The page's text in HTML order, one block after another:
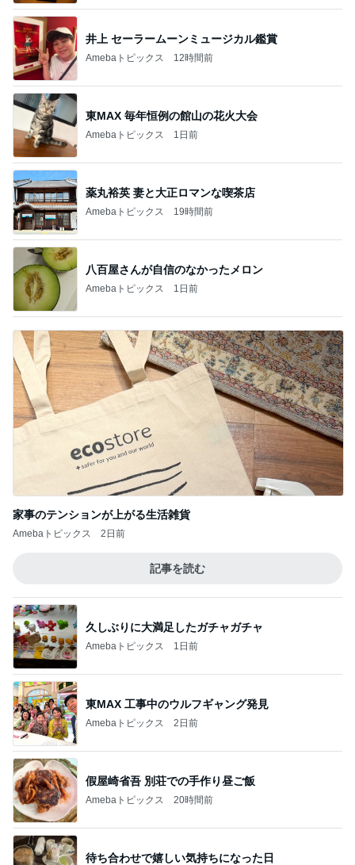
井上 セーラームーンミュージカル鑑賞
Amebaトピックス 12時間前
東MAX 毎年恒例の館山の花火大会
Amebaトピックス 1日前
薬丸裕英 妻と大正ロマンな喫茶店
Amebaトピックス 19時間前
八百屋さんが自信のなかったメロン
Amebaトピックス 1日前
家事のテンションが上がる生活雑貨
Amebaトピックス 2日前
記事を読む
久しぶりに大満足したガチャガチャ
Amebaトピックス 1日前
東MAX 工事中のウルフギャング発見
Amebaトピックス 2日前
假屋崎省吾 別荘での手作り昼ご飯
Amebaトピックス 20時間前
待ち合わせで嬉しい気持ちになった日